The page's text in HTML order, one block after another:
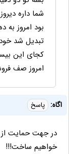
شما داره
بود امروز
تبدیل شد
کجای این
امروز صف
اگاه: پاسخ
در جهت حمایت از
خواهیم ساخت!!!